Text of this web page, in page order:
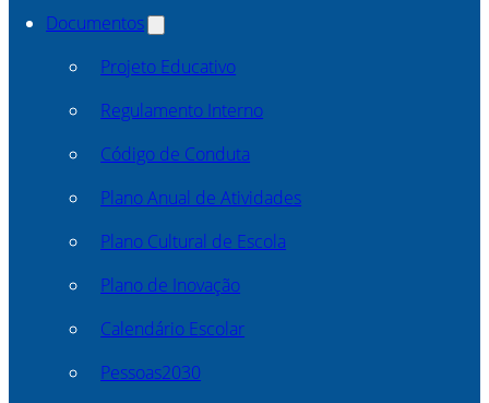
Documentos
Projeto Educativo
Regulamento Interno
Código de Conduta
Plano Anual de Atividades
Plano Cultural de Escola
Plano de Inovação
Calendário Escolar
Pessoas2030